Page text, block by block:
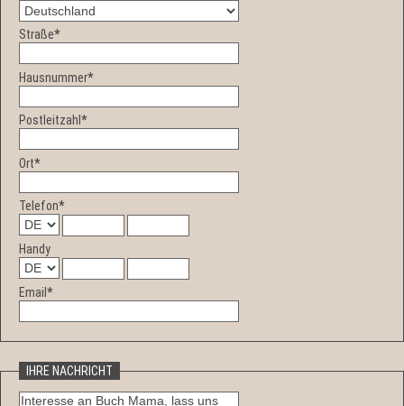
Straße*
Hausnummer*
Postleitzahl *
Ort*
Telefon*
Handy
Email *
IHRE NACHRICHT